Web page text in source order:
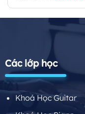
là:
Các lớp học
Khoá Học Guitar